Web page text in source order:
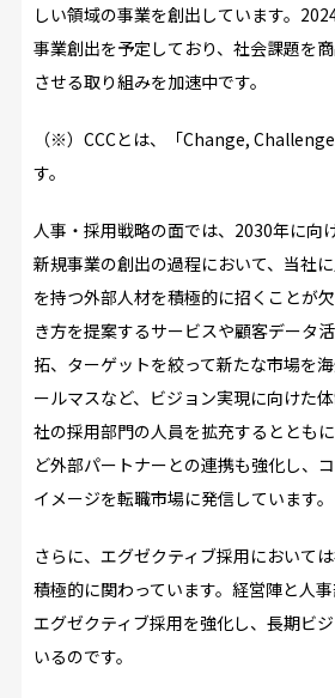
しい領域の事業を創出しています。
事業創出を予定しており、社会課題を
させる取り組みを加速中です。
（※）CCCとは、「Change,
す。
人事・採用戦略の面では、2030年に向
新規事業の創出の過程において、当社
を持つ外部人材を積極的に招くことが
き方を提案するサービスや顧客データ
拓、ターゲットを絞って新たな市場を
ールマスなど、ビジョン実現に向けた
社の採用部門の人員を拡充するととも
ど外部パートナーとの連携も強化し、
イメージを転職市場に発信しています。
さらに、エグゼクティブ採用において
積極的に関わっています。経営陣と人
エグゼクティブ採用を強化し、長期ビ
いるのです。